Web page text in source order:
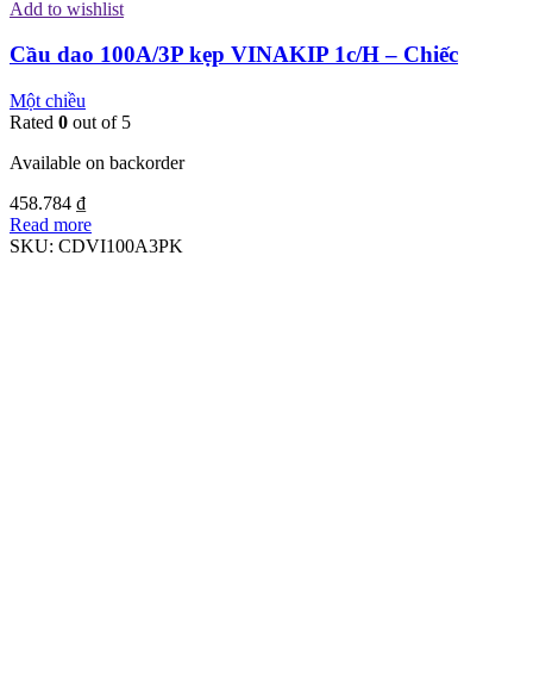
Add to wishlist
Cầu dao 100A/3P kẹp VINAKIP 1c/H – Chiếc
Một chiều
Rated 0 out of 5
Available on backorder
458.784 ₫
Read more
SKU: CDVI100A3PK